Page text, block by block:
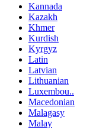
Kannada
Kazakh
Khmer
Kurdish
Kyrgyz
Latin
Latvian
Lithuanian
Luxembou..
Macedonian
Malagasy
Malay